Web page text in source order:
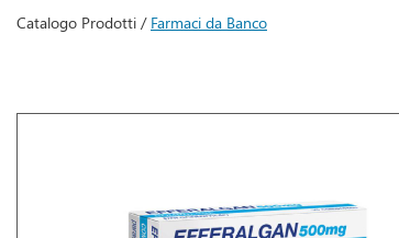
Catalogo Prodotti / Farmaci da Banco